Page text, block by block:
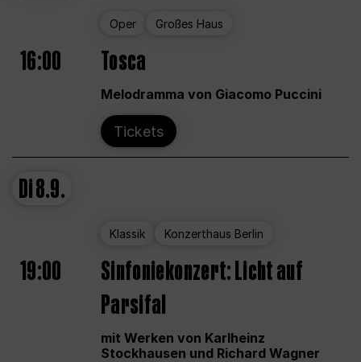
Oper Großes Haus
16:00 Tosca
Melodramma von Giacomo Puccini
Tickets
Di8.9.
Klassik Konzerthaus Berlin
19:00
Sinfoniekonzert: Licht auf
Parsifal
mit Werken von Karlheinz
Stockhausen und Richard Wagner